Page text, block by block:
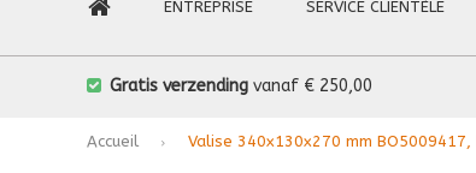
ENTREPRISE SERVICE CLIENTÈLE
Gratis verzending vanaf € 250,00
Accueil Valise 340x130x270 mm